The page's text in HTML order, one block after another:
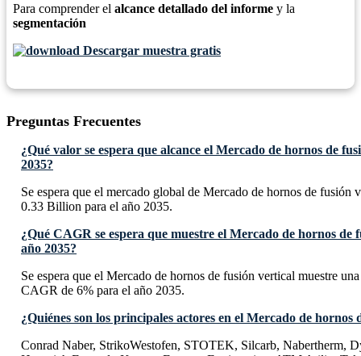
Para comprender el alcance detallado del informe y la
segmentación
Descargar muestra gratis
Preguntas Frecuentes
¿Qué valor se espera que alcance el Mercado de hornos de
2035?
Se espera que el mercado global de Mercado de hornos de fusión
0.33 Billion para el año 2035.
¿Qué CAGR se espera que muestre el Mercado de hornos de
año 2035?
Se espera que el Mercado de hornos de fusión vertical muestre
CAGR de 6% para el año 2035.
¿Quiénes son los principales actores en el Mercado de hornos
Conrad Naber, StrikoWestofen, STOTEK, Silcarb, Nabertherm,